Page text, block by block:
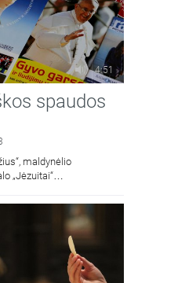
4:51
spaudos
maldynėlio
„Jėzuitai“